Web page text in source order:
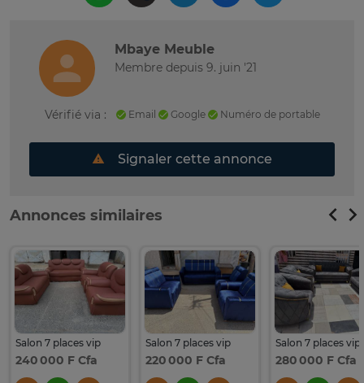
Mbaye Meuble
Membre depuis 9. juin '21
Vérifié via : Email Google Numéro de portable
Signaler cette annonce
Annonces similaires
Salon 7 places vip
240 000 F Cfa
Salon 7 places vip
220 000 F Cfa
Salon 7 places vip
280 000 F Cfa